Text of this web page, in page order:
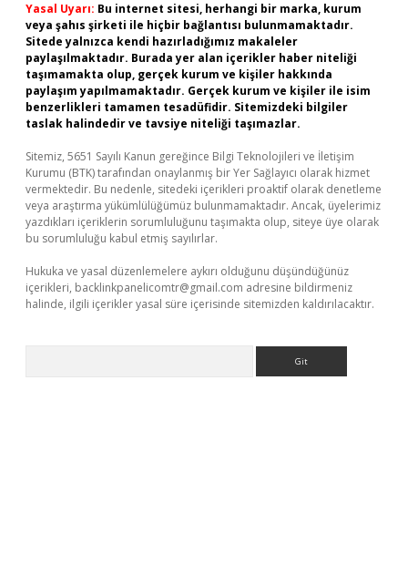
Yasal Uyarı: Bu internet sitesi, herhangi bir marka, kurum
veya şahıs şirketi ile hiçbir bağlantısı bulunmamaktadır.
Sitede yalnızca kendi hazırladığımız makaleler
paylaşılmaktadır. Burada yer alan içerikler haber niteliği
taşımamakta olup, gerçek kurum ve kişiler hakkında
paylaşım yapılmamaktadır. Gerçek kurum ve kişiler ile isim
benzerlikleri tamamen tesadüfidir. Sitemizdeki bilgiler
taslak halindedir ve tavsiye niteliği taşımazlar.
Sitemiz, 5651 Sayılı Kanun gereğince Bilgi Teknolojileri ve İletişim
Kurumu (BTK) tarafından onaylanmış bir Yer Sağlayıcı olarak hizmet
vermektedir. Bu nedenle, sitedeki içerikleri proaktif olarak denetleme
veya araştırma yükümlülüğümüz bulunmamaktadır. Ancak, üyelerimiz
yazdıkları içeriklerin sorumluluğunu taşımakta olup, siteye üye olarak
bu sorumluluğu kabul etmiş sayılırlar.
Hukuka ve yasal düzenlemelere aykırı olduğunu düşündüğünüz
içerikleri, backlinkpanelicomtr@gmail.com adresine bildirmeniz
halinde, ilgili içerikler yasal süre içerisinde sitemizden kaldırılacaktır.